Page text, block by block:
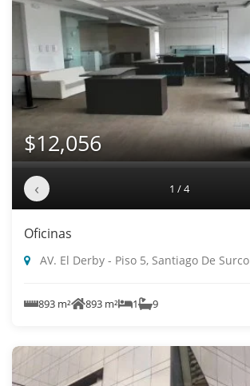
$12,056
‹ 1 / 4
Oficinas
AV. El Derby - Piso 5, Santiago De Surco
893 m² 893 m² 1 9